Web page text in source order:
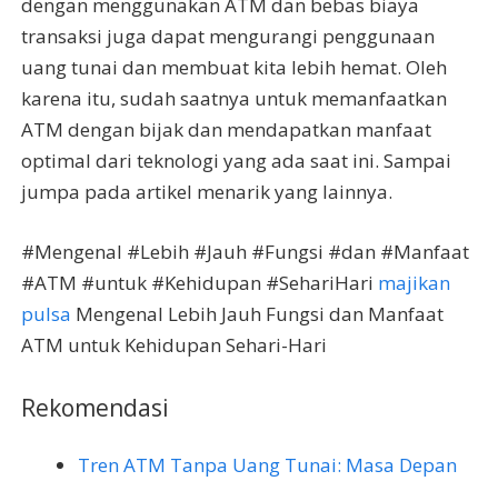
dengan menggunakan ATM dan bebas biaya
transaksi juga dapat mengurangi penggunaan
uang tunai dan membuat kita lebih hemat. Oleh
karena itu, sudah saatnya untuk memanfaatkan
ATM dengan bijak dan mendapatkan manfaat
optimal dari teknologi yang ada saat ini. Sampai
jumpa pada artikel menarik yang lainnya.
#Mengenal #Lebih #Jauh #Fungsi #dan #Manfaat
#ATM #untuk #Kehidupan #SehariHari majikan
pulsa Mengenal Lebih Jauh Fungsi dan Manfaat
ATM untuk Kehidupan Sehari-Hari
Rekomendasi
Tren ATM Tanpa Uang Tunai: Masa Depan